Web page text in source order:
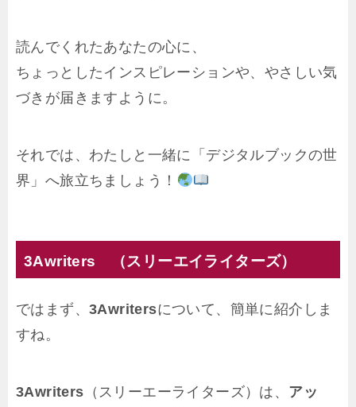
読んでくれたあなたの心に、
ちょっとしたインスピレーションや、やさしい気
づきが届きますように。
それでは、わたしと一緒に「デジタルブックの世
界」へ旅立ちましょう！
3Awriters （スリーエイライターズ）
ではまず、 3Awritersについて、簡単に紹介しま
すね。
3Awriters （スリーエーライターズ）は、 アッ